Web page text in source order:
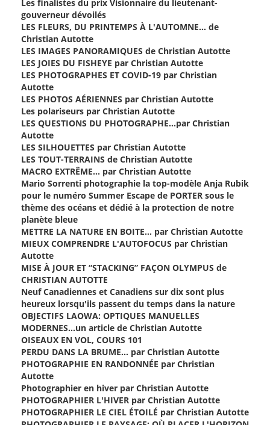
Les finalistes du prix Visionnaire du lieutenant-
gouverneur dévoilés
LES FLEURS, DU PRINTEMPS À L'AUTOMNE… de
Christian Autotte
LES IMAGES PANORAMIQUES de Christian Autotte
LES JOIES DU FISHEYE par Christian Autotte
LES PHOTOGRAPHES ET COVID-19 par Christian
Autotte
LES PHOTOS AÉRIENNES par Christian Autotte
Les polariseurs par Christian Autotte
LES QUESTIONS DU PHOTOGRAPHE…par Christian
Autotte
LES SILHOUETTES par Christian Autotte
LES TOUT-TERRAINS de Christian Autotte
MACRO EXTRÊME… par Christian Autotte
Mario Sorrenti photographie la top-modèle Anja Rubik
pour le numéro Summer Escape de PORTER sous le
thème des océans et dédié à la protection de notre
planète bleue
METTRE LA NATURE EN BOITE… par Christian Autotte
MIEUX COMPRENDRE L'AUTOFOCUS par Christian
Autotte
MISE À JOUR ET “STACKING” FAÇON OLYMPUS de
CHRISTIAN AUTOTTE
Neuf Canadiennes et Canadiens sur dix sont plus
heureux lorsqu'ils passent du temps dans la nature
OBJECTIFS LAOWA: OPTIQUES MANUELLES
MODERNES…un article de Christian Autotte
OISEAUX EN VOL, COURS 101
PERDU DANS LA BRUME… par Christian Autotte
PHOTOGRAPHIE EN RANDONNÉE par Christian
Autotte
Photographier en hiver par Christian Autotte
PHOTOGRAPHIER L'HIVER par Christian Autotte
PHOTOGRAPHIER LE CIEL ÉTOILÉ par Christian Autotte